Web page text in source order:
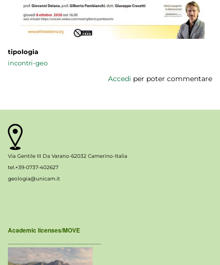
tipologia
incontri-geo
Accedi per poter commentare
Via Gentile III Da Varano-62032 Camerino-Italia
tel.+39-0737-402627
geologia@unicam.it
Academic licenses/MOVE